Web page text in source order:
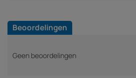
Beoordelingen
Geen beoordelingen